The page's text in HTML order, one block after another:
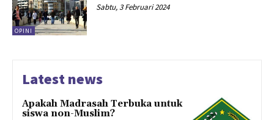
OPINI
Sabtu, 3 Februari 2024
Latest news
Apakah Madrasah Terbuka untuk
siswa non-Muslim?